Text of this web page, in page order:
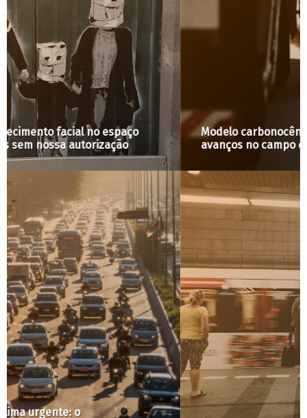
Modelo carbonocêntrico de cidade boicota
avanços no campo climático